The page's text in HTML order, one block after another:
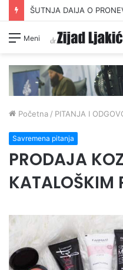
ŠUTNJA DAIJA O
Meni
Početna / PITANJA I
Savremena pitanja
PRODAJA
KATALOŠKIM